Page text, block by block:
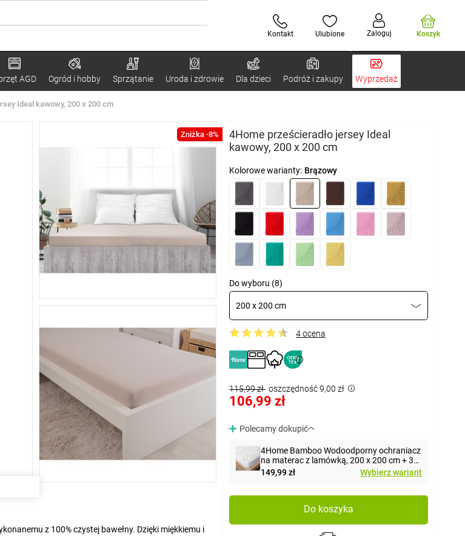
Kontakt Ulubione Zaloguj Koszyk
AGD Ogród i hobby Sprzątanie Uroda i zdrowie Dla dzieci Podróż i zakupy Wyprzedaż
Ideal kawowy, 200 x 200 cm
Zniżka -8%
4Home prześcieradło jersey Ideal
kawowy, 200 x 200 cm
Kolorowe warianty: Brązowy
Do wyboru (8)
200 x 200 cm
4 ocena
115,99 zł oszczędność 9,00 zł
106,99 zł
Polecamy dokupić
4Home Bamboo Wodoodporny ochraniacz
na materac z lamówką, 200 x 200 cm + 30
cm
149,99 zł Wybierz wariant
Do koszyka
z 100% czystej bawełny. Dzięki miękkiemu i